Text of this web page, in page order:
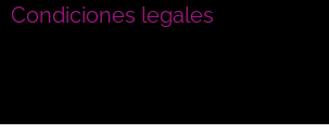
Condiciones legales